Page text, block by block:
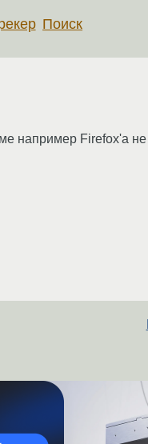
Поиск
например Firefox'а не